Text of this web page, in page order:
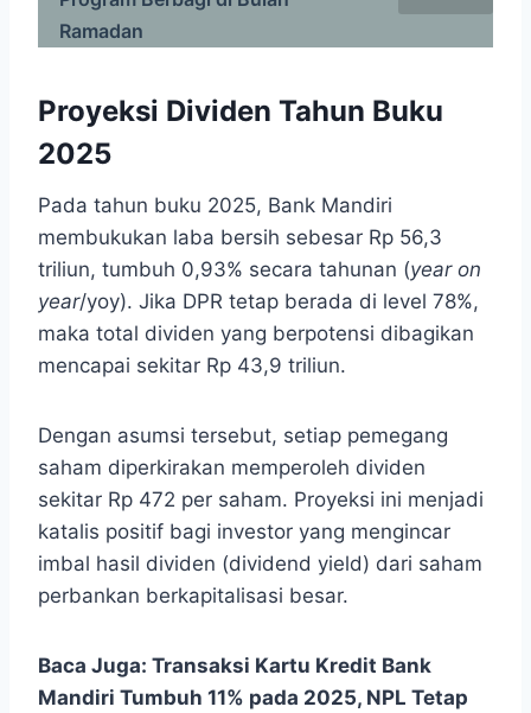
Ramadan
Proyeksi Dividen Tahun Buku
2025
Pada tahun buku 2025, Bank Mandiri
membukukan laba bersih sebesar Rp 56,3
triliun, tumbuh 0,93% secara tahunan (year on
year/yoy). Jika DPR tetap berada di level 78%,
maka total dividen yang berpotensi dibagikan
mencapai sekitar Rp 43,9 triliun.
Dengan asumsi tersebut, setiap pemegang
saham diperkirakan memperoleh dividen
sekitar Rp 472 per saham. Proyeksi ini menjadi
katalis positif bagi investor yang mengincar
imbal hasil dividen (dividend yield) dari saham
perbankan berkapitalisasi besar.
Baca Juga: Transaksi Kartu Kredit Bank
Mandiri Tumbuh 11% pada 2025, NPL Tetap